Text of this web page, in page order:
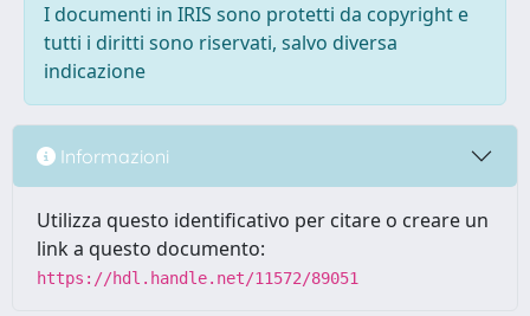
I documenti in IRIS sono protetti da copyright e
tutti i diritti sono riservati, salvo diversa
indicazione
Informazioni
Utilizza questo identificativo per citare o creare un
link a questo documento:
https://hdl.handle.net/11572/89051